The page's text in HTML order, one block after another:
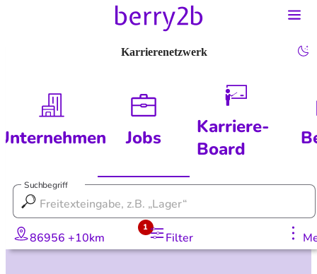
Karrierenetzwerk
Jobs
Karriere-
Board
Suchbegriff
86956 +10km Filter
1